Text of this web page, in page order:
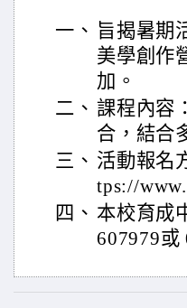
一、 旨揭暑期
美學創作
加。
二、 課程內容
合，結合
三、 活動報名
tps://
四、 本校育成
607979